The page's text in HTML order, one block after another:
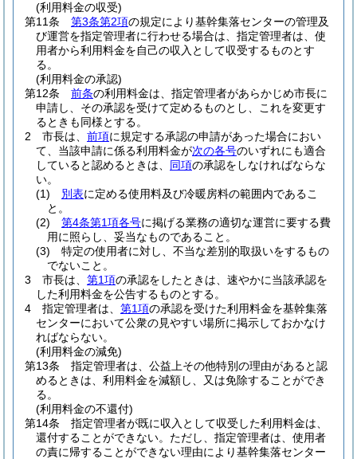
(利用料金の収受)
第11条
第3条第2項の規定により基幹集落センターの管理及
び運営を指定管理者に行わせる場合は、指定管理者は、使
用者から利用料金を自己の収入として収受するものとす
る。
(利用料金の承認)
第12条
前条の利用料金は、指定管理者があらかじめ市長に
申請し、その承認を受けて定めるものとし、これを変更す
るときも同様とする。
2
市長は、 前項に規定する承認の申請があった場合におい
て、当該申請に係る利用料金が次の各号のいずれにも適合
していると認めるときは、 同項の承認をしなければならな
い。
(1)
別表に定める使用料及び冷暖房料の範囲内であるこ
と。
(2)
第4条第1項各号に掲げる業務の適切な運営に要する費
用に照らし、妥当なものであること。
(3)
特定の使用者に対し、不当な差別的取扱いをするもの
でないこと。
3
市長は、 第1項の承認をしたときは、速やかに当該承認を
した利用料金を公告するものとする。
4
指定管理者は、 第1項の承認を受けた利用料金を基幹集落
センターにおいて公衆の見やすい場所に掲示しておかなけ
ればならない。
(利用料金の減免)
第13条
指定管理者は、公益上その他特別の理由があると認
めるときは、利用料金を減額し、又は免除することができ
る。
(利用料金の不還付)
第14条
指定管理者が既に収入として収受した利用料金は、
還付することができない。 ただし、指定管理者は、使用者
の責に帰することができない理由により基幹集落センター